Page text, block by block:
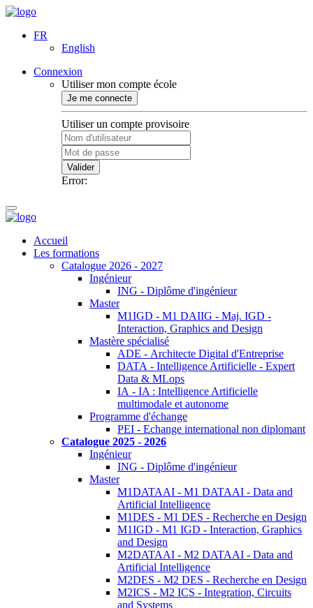
FR
English
Connexion
Utiliser mon compte école
Je me connecte
Utiliser un compte provisoire
Valider
Error:
Accueil
Les formations
Catalogue 2026 - 2027
Ingénieur
ING - Diplôme d'ingénieur
Master
M1IGD - M1 DAIIG - Maj. IGD -
Interaction, Graphics and Design
Mastère spécialisé
ADE - Architecte Digital d'Entreprise
DATA - Intelligence Artificielle - Expert
Data & MLops
IA - IA : Intelligence Artificielle
multimodale et autonome
Programme d'échange
PEI - Echange international non diplomant
Catalogue 2025 - 2026
Ingénieur
ING - Diplôme d'ingénieur
Master
M1DATAAI - M1 DATAAI - Data and
Artificial Intelligence
M1DES - M1 DES - Recherche en Design
M1IGD - M1 IGD - Interaction, Graphics
and Design
M2DATAAI - M2 DATAAI - Data and
Artificial Intelligence
M2DES - M2 DES - Recherche en Design
M2ICS - M2 ICS - Integration, Circuits
and Systems